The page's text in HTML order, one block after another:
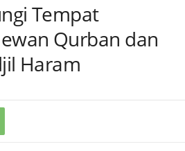
Tempat
Qurban dan
Haram